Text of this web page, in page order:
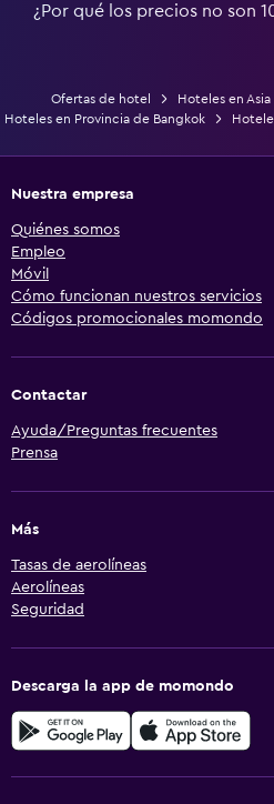
¿Por qué los precios no son
Ofertas de hotel Hoteles en Asia
Hoteles en Provincia de Bangkok
Nuestra empresa
Quiénes somos
Empleo
Móvil
Cómo funcionan nuestros servicios
Códigos promocionales momondo
Contactar
Ayuda/Preguntas frecuentes
Prensa
Más
Tasas de aerolíneas
Aerolíneas
Seguridad
Descarga la app de momondo